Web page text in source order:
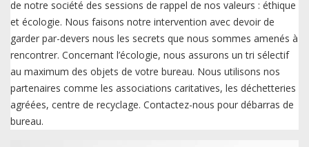
de notre société des sessions de rappel de nos valeurs : éthique
et écologie. Nous faisons notre intervention avec devoir de
garder par-devers nous les secrets que nous sommes amenés à
rencontrer. Concernant l’écologie, nous assurons un tri sélectif
au maximum des objets de votre bureau. Nous utilisons nos
partenaires comme les associations caritatives, les déchetteries
agréées, centre de recyclage. Contactez-nous pour débarras de
bureau.